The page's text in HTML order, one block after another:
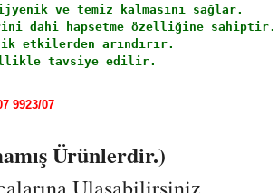
ve temiz kalmasını sağlar.
dahi hapsetme özelliğine sahiptir.
etkilerden arındırır.
tavsiye edilir.
9923/07
Ürünlerdir.)